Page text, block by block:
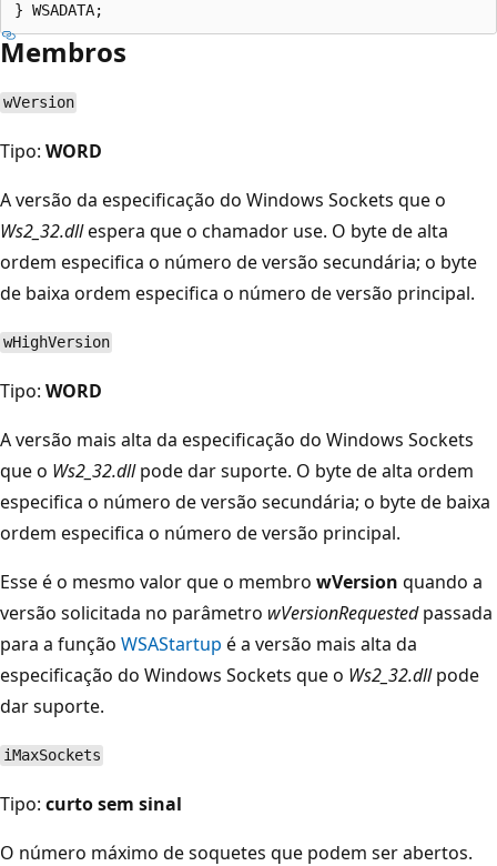
Membros
wVersion
Tipo: WORD
A versão da especificação do Windows Sockets que o
Ws2_32.dllespera que o chamador use. O byte de alta
ordem especifica o número de versão secundária; o byte
de baixa ordem especifica o número de versão principal.
wHighVersion
Tipo: WORD
A versão mais alta da especificação do Windows Sockets
que o Ws2_32.dllpode dar suporte. O byte de alta ordem
especifica o número de versão secundária; o byte de baixa
ordem especifica o número de versão principal.
Esse é o mesmo valor que o membro wVersion quando a
versão solicitada no parâmetro wVersionRequestedpassada
para a função WSAStartup é a versão mais alta da
especificação do Windows Sockets que o Ws2_32.dllpode
dar suporte.
iMaxSockets
Tipo: curto sem sinal
O número máximo de soquetes que podem ser abertos.